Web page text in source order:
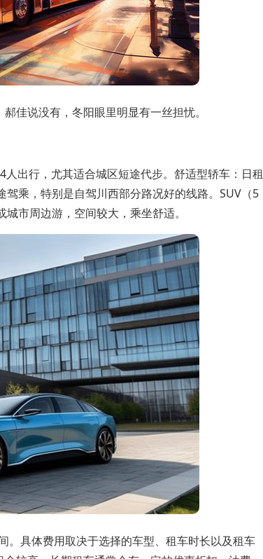
佳说没有，冬阳眼里明显有一丝担忧。
出行，尤其适合城区短途代步。舒适型轿车：日租
乘，特别是自驾川西部分路况好的线路。SUV（5
市周边游，空间较大，乘坐舒适。
。具体费用取决于选择的车型、租车时长以及租车